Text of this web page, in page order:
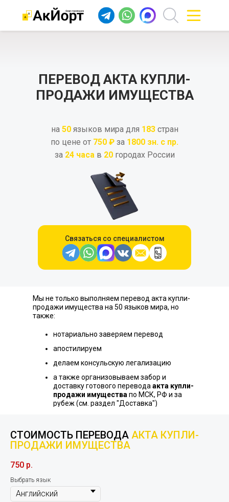
ПЕРЕВОД АКТА КУПЛИ-
ПРОДАЖИ ИМУЩЕСТВА
на 50языков мира для 183стран
по цене от 750 ₽ за 1800 зн. с пр.
за 24 часав 20 городах России
Связаться со специалистом
Мы не только выполняем перевод акта купли-
продажи имущества на 50 языков мира, но
также:
нотариально заверяем перевод
апостилируем
делаем консульскую легализацию
а также организовываем забор и
доставку готового перевода акта купли-
продажи имущества по МСК, РФ и за
рубеж (см. раздел "Доставка")
СТОИМОСТЬ ПЕРЕВОДА АКТА КУПЛИ-
ПРОДАЖИ ИМУЩЕСТВА
750 р.
Выбрать язык